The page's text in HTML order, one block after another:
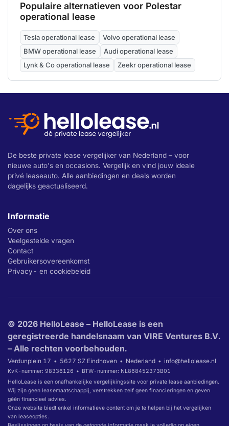
Populaire alternatieven voor Polestar
operational lease
Tesla operational lease
Volvo operational lease
BMW operational lease
Audi operational lease
Lynk & Co operational lease
Zeekr operational lease
De beste private lease vergelijker van Nederland – voor
nieuwe auto's en occasions. Vergelijk en vind jouw ideale
privé leaseauto. Alle aanbiedingen en deals worden
dagelijks geactualiseerd.
Informatie
Over ons
Veelgestelde vragen
Contact
Gebruikersovereenkomst
Privacy- en cookiebeleid
© 2026 HelloLease – HelloLease is een
geregistreerde handelsnaam van VIRE Ventures B.V.
– Alle rechten voorbehouden.
Verdunplein 17 5627 SZ Eindhoven Nederland info@hellolease.nl
KvK-nummer: 98336126
BTW-nummer: NL868452373B01
HelloLease is een onafhankelijke vergelijkingssite voor private lease aanbiedingen.
Wij zijn geen leasemaatschappij, verstrekken zelf geen financieringen en geven
géén financieel advies.
Onze website biedt enkel informatieve content om je te helpen bij het vergelijken
van leaseopties.